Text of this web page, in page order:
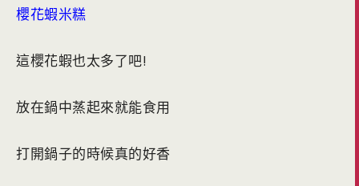
櫻花蝦米糕
這櫻花蝦也太多了吧!
放在鍋中蒸起來就能食用
打開鍋子的時候真的好香